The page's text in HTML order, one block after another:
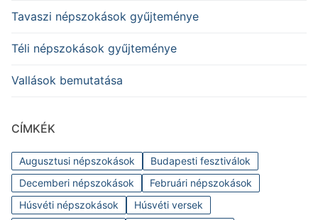
Tavaszi népszokások gyűjteménye
Téli népszokások gyűjteménye
Vallások bemutatása
CÍMKÉK
Augusztusi népszokások
Budapesti fesztiválok
Decemberi népszokások
Februári népszokások
Húsvéti népszokások
Húsvéti versek